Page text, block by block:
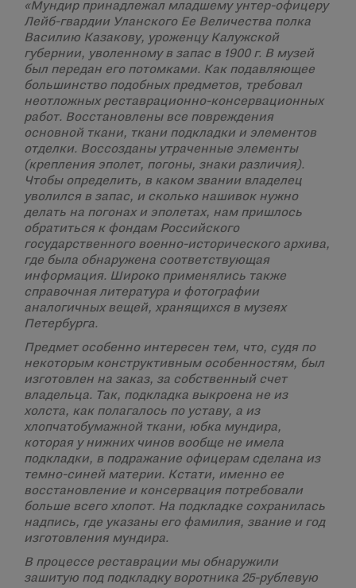
«Мундир принадлежал младшему унтер-офицеру
Лейб-гвардии Уланского Ее Величества полка
Василию Казакову, уроженцу Калужской
губернии, уволенному в запас в 1900 г. В музей
был передан его потомками. Как подавляющее
большинство подобных предметов, требовал
неотложных реставрационно-консервационных
работ. Восстановлены все повреждения
основной ткани, ткани подкладки и элементов
отделки. Воссозданы утраченные элементы
(крепления эполет, погоны, знаки различия).
Чтобы определить, в каком звании владелец
уволился в запас, и сколько нашивок нужно
делать на погонах и эполетах, нам пришлось
обратиться к фондам Российского
государственного военно-исторического архива,
где была обнаружена соответствующая
информация. Широко применялись также
справочная литература и фотографии
аналогичных вещей, хранящихся в музеях
Петербурга.
Предмет особенно интересен тем, что, судя по
некоторым конструктивным особенностям, был
изготовлен на заказ, за собственный счет
владельца. Так, подкладка выкроена не из
холста, как полагалось по уставу, а из
хлопчатобумажной ткани, юбка мундира,
которая у нижних чинов вообще не имела
подкладки, в подражание офицерам сделана из
темно-синей материи. Кстати, именно ее
восстановление и консервация потребовали
больше всего хлопот. На подкладке сохранилась
надпись, где указаны его фамилия, звание и год
изготовления мундира.
В процессе реставрации мы обнаружили
зашитую под подкладку воротника 25-рублевую